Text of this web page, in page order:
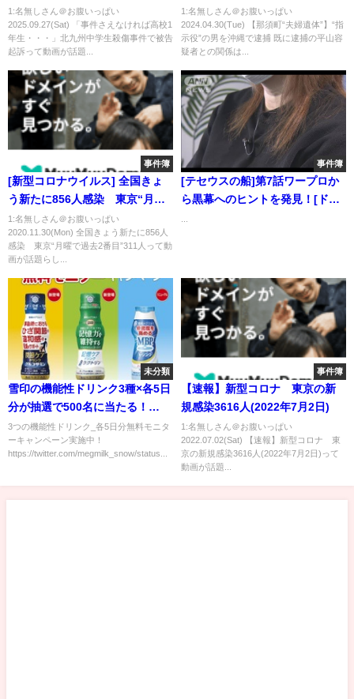
件で被告起訴
1:名無しさん＠お腹いっぱい
2025.09.27(Sat) 「事件さえなければ高校1
年生・・・」北九州中学生殺傷事件で被告
起訴って動画が話題...
平山容疑者との関係は
1:名無しさん＠お腹いっぱい
2024.04.30(Tue) 【那須町“夫婦遺体”】“指
示役”の男を沖縄で逮捕 既に逮捕の平山容
疑者との関係は...
事件簿
[新型コロナウイルス] 全国きょ
う新たに856人感染 東京“月曜
で過去2番目”311人
1:名無しさん＠お腹いっぱい
2020.11.30(Mon) 全国きょう新たに856人
感染 東京“月曜で過去2番目”311人って動
画が話題らし...
事件簿
[テセウスの船]第7話ワープロか
ら黒幕へのヒントを発見！[ドラ
未分類
雪印の機能性ドリンク3種×各5日
分が抽選で500名に当たる！
10/14まで
3つの機能性ドリンク_各5日分無料モニタ
ーキャンペーン実施中！
https://twitter.com/megmilk_snow/status...
事件簿
【速報】新型コロナ 東京の新
規感染3616人(2022年7月2日)
1:名無しさん＠お腹いっぱい
2022.07.02(Sat) 【速報】新型コロナ 東
京の新規感染3616人(2022年7月2日)って
動画が話題...